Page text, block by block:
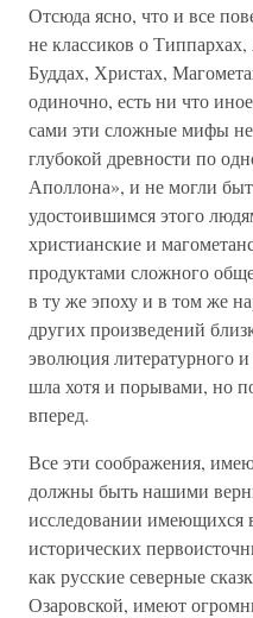
Отсюда ясно, что и все
не классиков о
Буддах, Христах,
одиночно, есть ни что
сами эти сложные мифы не
глубокой древности по
Аполлона», и не могли
удостоившимся этого
христианские и
продуктами сложного
в ту же эпоху и в том же
других произведений
эволюция литературного и
шла хотя и порывами, но
вперед.
Все эти соображения,
должны быть нашими
исследовании имеющихся
исторических
как русские северные
Озаровской, имеют